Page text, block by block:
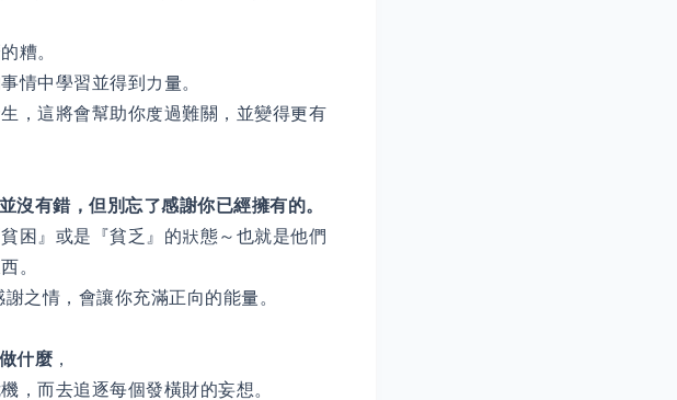
糟。
情中學習並得到力量。
，這將會幫助你度過難關，並變得更有
沒有錯，但別忘了感謝你已經擁有的。
困』或是『貧乏』的狀態～也就是他們
。
之情，會讓你充滿正向的能量。
什麼 ，
，而去追逐每個發橫財的妄想。